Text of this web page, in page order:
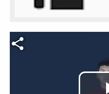
Video file